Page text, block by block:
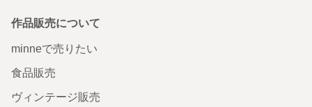
作品販売について
minneで売りたい
食品販売
ヴィンテージ販売